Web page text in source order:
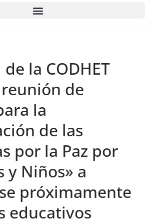
la CODHET
de
la
de las
por la Paz por
y Niños» a
próximamente
educativos